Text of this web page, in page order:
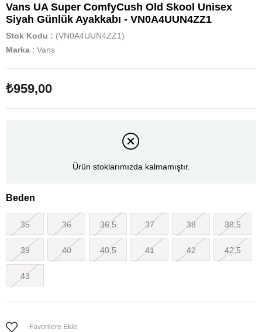
Vans UA Super ComfyCush Old Skool Unisex
Siyah Günlük Ayakkabı - VN0A4UUN4ZZ1
Stok Kodu
(VN0A4UUN4ZZ1)
Marka : Vans
₺959,00
Ürün stoklarımızda kalmamıştır.
Beden
35 36 36,5 37 38 38,5
39 40 40,5 41 42 42,5
43
Favorilere Ekle